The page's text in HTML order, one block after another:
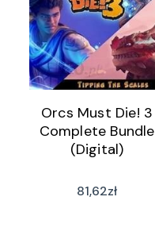
Orcs Must Die! 3
Complete Bundle
(Digital)
81,62zł